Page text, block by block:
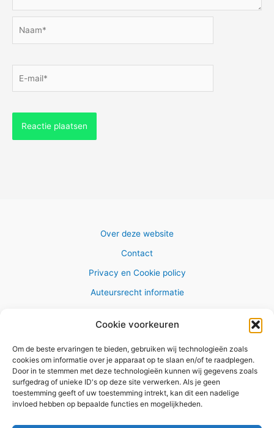
Cookie voorkeuren
Om de beste ervaringen te bieden, gebruiken wij technologieën zoals
cookies om informatie over je apparaat op te slaan en/of te raadplegen.
Door in te stemmen met deze technologieën kunnen wij gegevens zoals
surfgedrag of unieke ID's op deze site verwerken. Als je geen
toestemming geeft of uw toestemming intrekt, kan dit een nadelige
invloed hebben op bepaalde functies en mogelijkheden.
mail*
Over deze website
Contact
Privacy en Cookie policy
Auteursrecht informatie
Copyright © 2026 AlleWandelRoutes.nl
Vul hier je e-mail adres in om het